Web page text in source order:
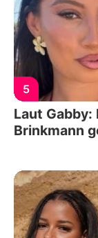
5
Laut
Brinkmann